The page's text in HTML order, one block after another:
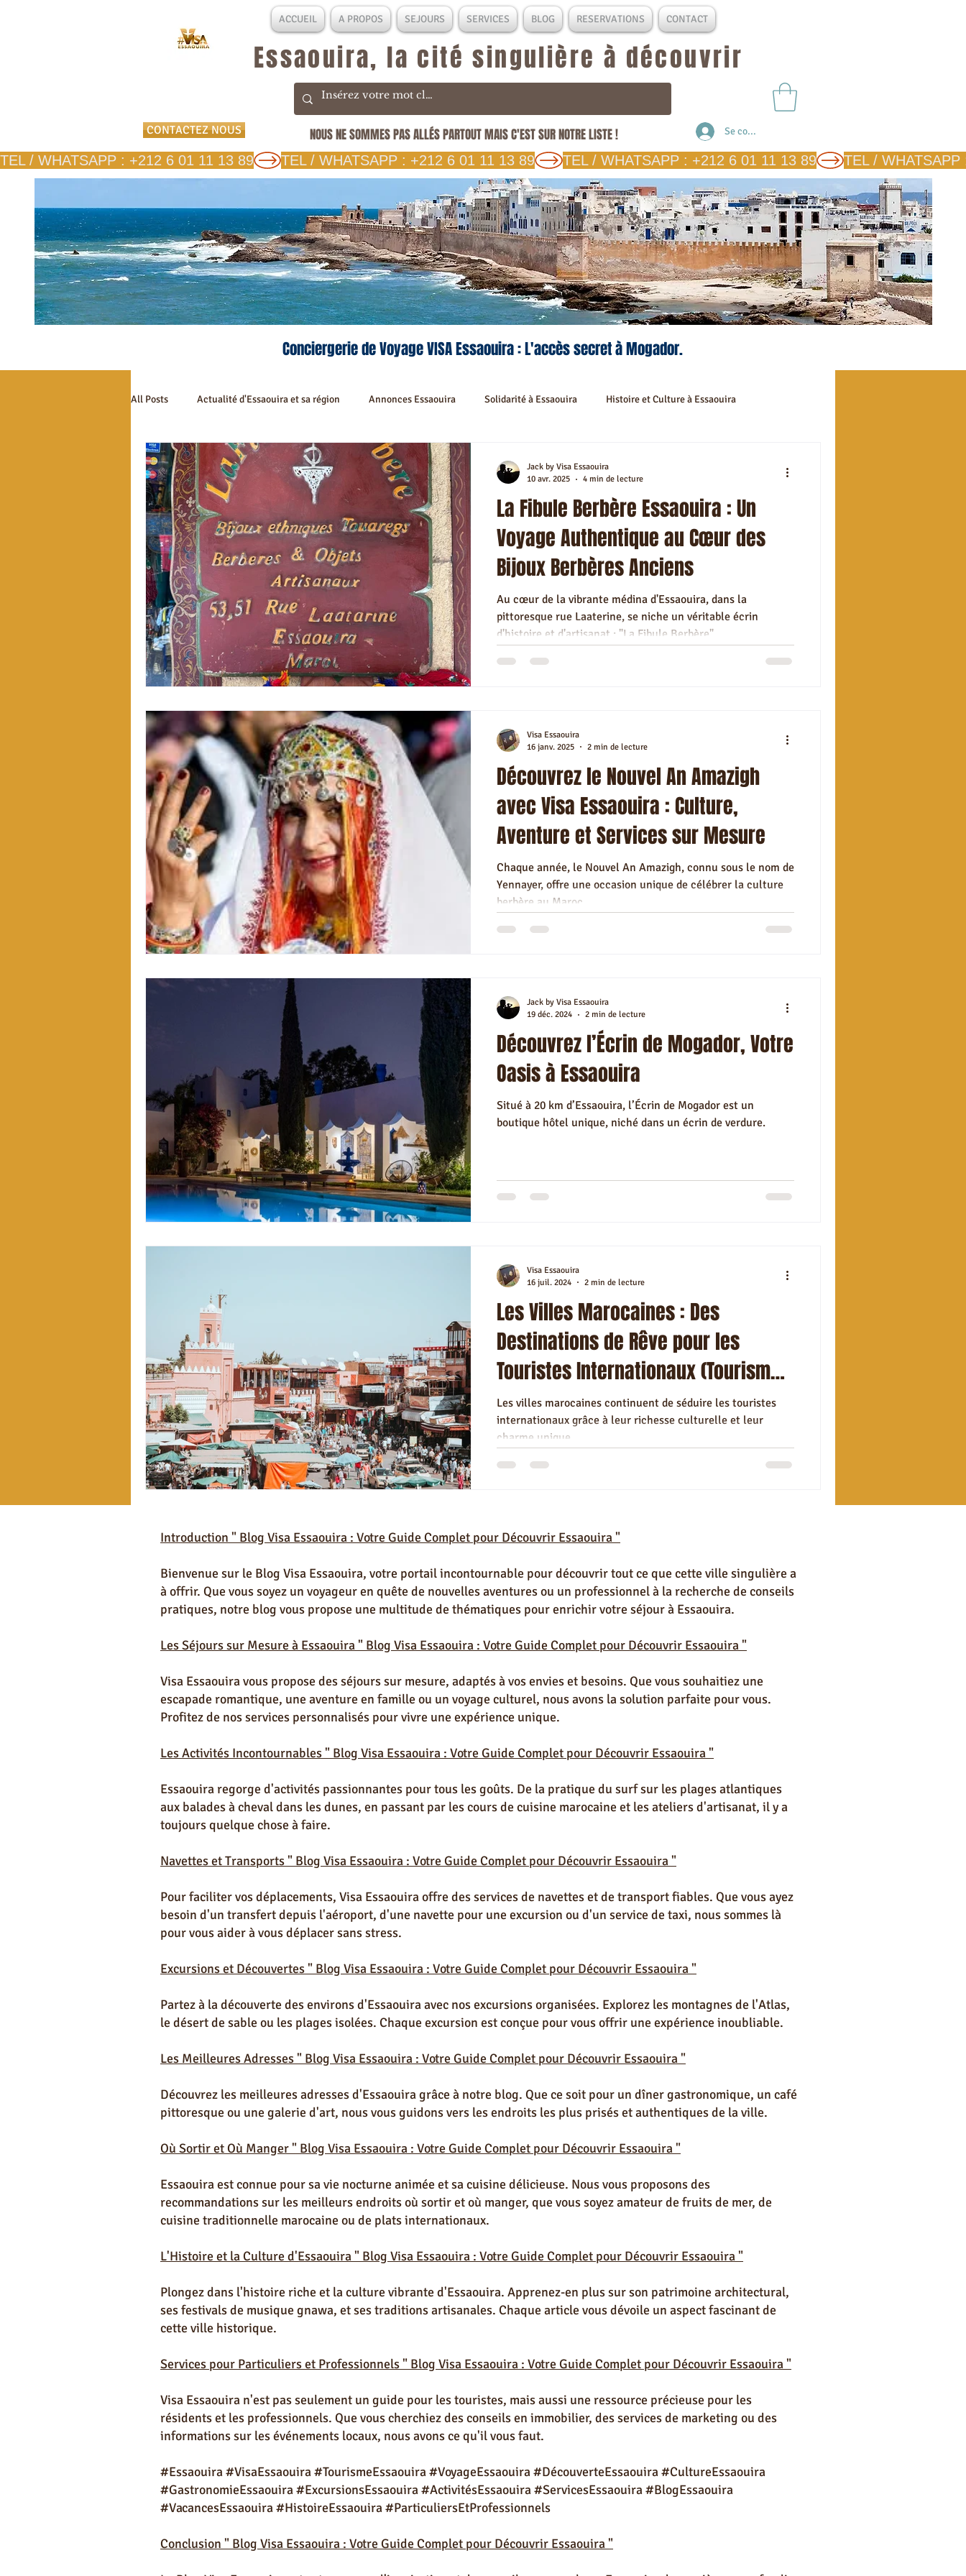
ACCUEIL A PROPOS SEJOURS SERVICES BLOG RESERVATIONS CONTACT
Essaouira, la cité singulière à découvrir
CONTACTEZ NOUS NOUS NE SOMMES PAS ALLÉS PARTOUT MAIS C'EST SUR NOTRE LISTE ! Se connecter
TEL / WHATSAPP : +212 6 01 11 13 89
Conciergerie de Voyage VISA Essaouira : L'accès secret à Mogador.
All Posts Actualité d'Essaouira et sa région Annonces Essaouira Solidarité à Essaouira Histoire et Culture à Essaouira
Tourisme à Essaouira Essaouira Séjours et Découvertes Activités à Essaouira
Gastronomie à Essaouira Spécialités Culinaires à Essaouira Séjour sur mesure à Essaouira Festival à Essaouira
Evènements à Essaouira Riad Médina Essaouira Riad hors Médina & Environs Mogador Riad recommandés à Essaouira
Restaurants à Essaouira Restaurants recommandés à Essaouira Navettes Essaouira Transport et déplacement Essaouira
Pour les Pros d'Essaouira Lexique vie à Essaouira Partenaires Visa Essaouira
Automobile occasion à Essaouira Terrain à Essaouira Restaurant Marocain à Essaouira Excursions à Essaouira
Art & Culture à Essaouira Astuces & Conseils Essaouira
La Fibule Berbère Essaouira : Un
Voyage Authentique au Cœur des
Bijoux Berbères Anciens
Au cœur de la vibrante médina d'Essaouira, dans la
pittoresque rue Laaterine, se niche un véritable écrin
d'histoire et d'artisanat : "La Fibule Berbère"
Jack by Visa Essaouira
10 avr. 2025
4 min de lecture
Découvrez le Nouvel An Amazigh
avec Visa Essaouira : Culture,
Aventure et Services sur Mesure
Chaque année, le Nouvel An Amazigh, connu sous le nom de
Yennayer, offre une occasion unique de célébrer la culture
berbère au Maroc....
Visa Essaouira
16 janv. 2025
2 min de lecture
Découvrez l’Écrin de Mogador, Votre
Oasis à Essaouira
Situé à 20 km d’Essaouira, l’Écrin de Mogador est un
boutique hôtel unique, niché dans un écrin de verdure.
Jack by Visa Essaouira
19 déc. 2024
2 min de lecture
Les Villes Marocaines : Des
Destinations de Rêve pour les
Touristes Internationaux (Tourisme
Maroc)
Les villes marocaines continuent de séduire les touristes
internationaux grâce à leur richesse culturelle et leur
charme unique.
Visa Essaouira
16 juil. 2024
2 min de lecture
Introduction " Blog Visa Essaouira : Votre Guide Complet pour Découvrir Essaouira "
Bienvenue sur le Blog Visa Essaouira, votre portail incontournable pour découvrir tout ce que cette ville singulière a
à offrir. Que vous soyez un voyageur en quête de nouvelles aventures ou un professionnel à la recherche de conseils
pratiques, notre blog vous propose une multitude de thématiques pour enrichir votre séjour à Essaouira.
Les Séjours sur Mesure à Essaouira " Blog Visa Essaouira : Votre Guide Complet pour Découvrir Essaouira "
Visa Essaouira vous propose des séjours sur mesure, adaptés à vos envies et besoins. Que vous souhaitiez une
escapade romantique, une aventure en famille ou un voyage culturel, nous avons la solution parfaite pour vous.
Profitez de nos services personnalisés pour vivre une expérience unique.
Les Activités Incontournables " Blog Visa Essaouira : Votre Guide Complet pour Découvrir Essaouira "
Essaouira regorge d'activités passionnantes pour tous les goûts. De la pratique du surf sur les plages atlantiques
aux balades à cheval dans les dunes, en passant par les cours de cuisine marocaine et les ateliers d'artisanat, il y a
toujours quelque chose à faire.
Navettes et Transports " Blog Visa Essaouira : Votre Guide Complet pour Découvrir Essaouira "
Pour faciliter vos déplacements, Visa Essaouira offre des services de navettes et de transport fiables. Que vous ayez
besoin d'un transfert depuis l'aéroport, d'une navette pour une excursion ou d'un service de taxi, nous sommes là
pour vous aider à vous déplacer sans stress.
Excursions et Découvertes " Blog Visa Essaouira : Votre Guide Complet pour Découvrir Essaouira "
Partez à la découverte des environs d'Essaouira avec nos excursions organisées. Explorez les montagnes de l'Atlas,
le désert de sable ou les plages isolées. Chaque excursion est conçue pour vous offrir une expérience inoubliable.
Les Meilleures Adresses " Blog Visa Essaouira : Votre Guide Complet pour Découvrir Essaouira "
Découvrez les meilleures adresses d'Essaouira grâce à notre blog. Que ce soit pour un dîner gastronomique, un café
pittoresque ou une galerie d'art, nous vous guidons vers les endroits les plus prisés et authentiques de la ville.
Où Sortir et Où Manger " Blog Visa Essaouira : Votre Guide Complet pour Découvrir Essaouira "
Essaouira est connue pour sa vie nocturne animée et sa cuisine délicieuse. Nous vous proposons des
recommandations sur les meilleurs endroits où sortir et où manger, que vous soyez amateur de fruits de mer, de
cuisine traditionnelle marocaine ou de plats internationaux.
L'Histoire et la Culture d'Essaouira " Blog Visa Essaouira : Votre Guide Complet pour Découvrir Essaouira "
Plongez dans l'histoire riche et la culture vibrante d'Essaouira. Apprenez-en plus sur son patrimoine architectural,
ses festivals de musique gnawa, et ses traditions artisanales. Chaque article vous dévoile un aspect fascinant de
cette ville historique.
Services pour Particuliers et Professionnels " Blog Visa Essaouira : Votre Guide Complet pour Découvrir Essaouira "
Visa Essaouira n'est pas seulement un guide pour les touristes, mais aussi une ressource précieuse pour les
résidents et les professionnels. Que vous cherchiez des conseils en immobilier, des services de marketing ou des
informations sur les événements locaux, nous avons ce qu'il vous faut.
#Essaouira #VisaEssaouira #TourismeEssaouira #VoyageEssaouira #DécouverteEssaouira #CultureEssaouira
#GastronomieEssaouira #ExcursionsEssaouira #ActivitésEssaouira #ServicesEssaouira #BlogEssaouira
#VacancesEssaouira #HistoireEssaouira #ParticuliersEtProfessionnels
Conclusion " Blog Visa Essaouira : Votre Guide Complet pour Découvrir Essaouira "